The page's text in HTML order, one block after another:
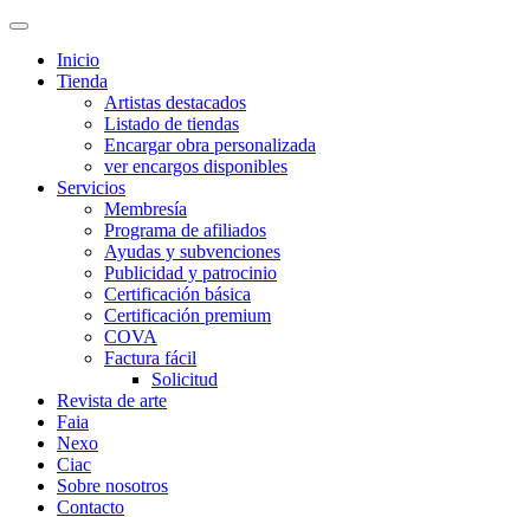
Inicio
Tienda
Artistas destacados
Listado de tiendas
Encargar obra personalizada
ver encargos disponibles
Servicios
Membresía
Programa de afiliados
Ayudas y subvenciones
Publicidad y patrocinio
Certificación básica
Certificación premium
COVA
Factura fácil
Solicitud
Revista de arte
Faia
Nexo
Ciac
Sobre nosotros
Contacto